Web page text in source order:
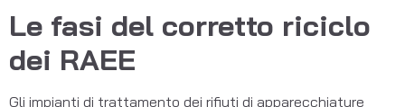
Le fasi del corretto riciclo
dei RAEE
Gli impianti di trattamento dei rifiuti di apparecchiature